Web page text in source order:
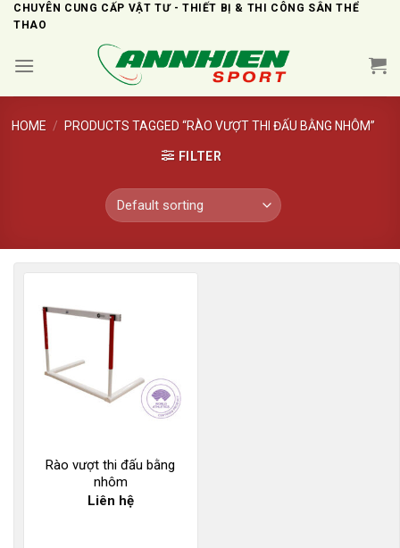
SkipCHUYÊN CUNG CẤP VẬT TƯ - THIẾT BỊ & THI CÔNG SÂN THỂ
THAO
HOME / PRODUCTS TAGGED “RÀO VƯỢT THI ĐẤU BẰNG NHÔM”
FILTER
Rào vượt thi đấu bằng
nhôm
Liên hệ